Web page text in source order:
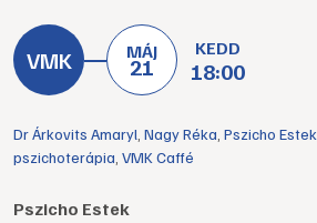
MÁJ
21
KEDD
18:00
Dr Árkovits Amaryl Nagy Réka Pszicho Estek
pszichoterápia VMK Caffé
Pszicho Estek